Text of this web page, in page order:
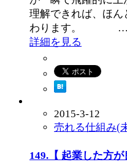
理解できれば、ほ
わります。 …
詳細を見る
2015-3-12
売れる仕組み(
149.【 起業した方が